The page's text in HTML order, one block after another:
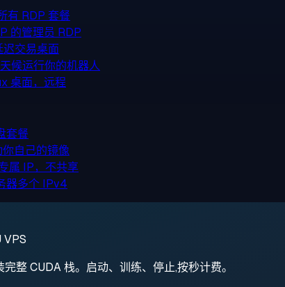
有 RDP 套餐
的管理员 RDP
迟交易桌面
候运行你的机器人
桌面，远程
套餐
你自己的镜像
属 IP，不共享
器多个 IPv4
VPS
整 CUDA 栈。启动、训练、停止,按秒计费。